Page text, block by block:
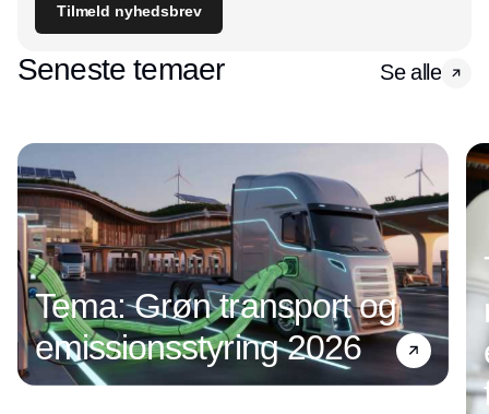
Tilmeld nyhedsbrev
Seneste temaer Se alle
Tema: Grøn transport og
emissionsstyring 2026